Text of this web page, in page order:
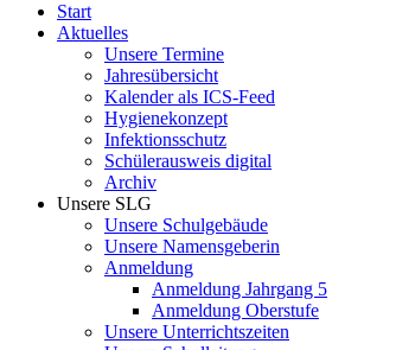
Start
Aktuelles
Unsere Termine
Jahresübersicht
Kalender als ICS-Feed
Hygienekonzept
Infektionsschutz
Schülerausweis digital
Archiv
Unsere SLG
Unsere Schulgebäude
Unsere Namensgeberin
Anmeldung
Anmeldung Jahrgang 5
Anmeldung Oberstufe
Unsere Unterrichtszeiten